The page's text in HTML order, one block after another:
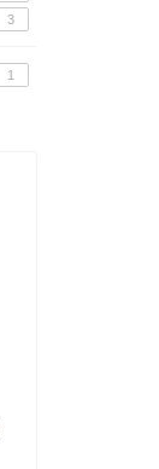
3
1